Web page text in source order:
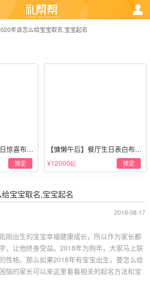
年该怎么给宝宝取名,宝宝起名
惊喜布置
预定
【慵懒午后】餐厅生日表白布置
场景·轻奢白色系
¥12000起 预定
宝宝取名,宝宝起名
2018-08-17
刚出生的宝宝幸福健康成长，所以作为家长都
，让他终身受益。2018年为狗年，大家马上联
性格。那么如果2018年有宝宝出生，要怎么给
恼的家长可以来这里看看相关的起名方法和宝